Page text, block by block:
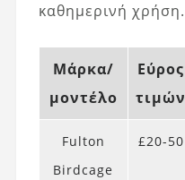
καθημερινή χρήση.
Μάρκα/
μοντέλο
Εύρος
τιμών
Fulton
Birdcage
£20-50